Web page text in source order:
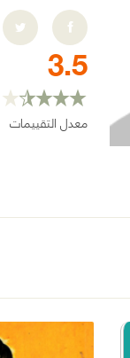
3.5
معدل التقييمات